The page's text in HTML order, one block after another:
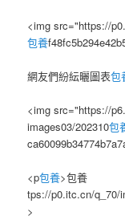
<img src="https://
包養
網友們紛紜曬圖表包
<img src="https://
images03/202310包
<p包養>包養
tps://p0.itc.cn/q_70/
>